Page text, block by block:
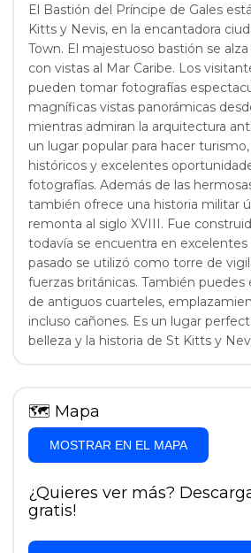
El Bastión del Príncipe de Gales
Kitts y Nevis, en la encantadora
Town. El majestuoso bastión se
con vistas al Mar Caribe. Los
pueden tomar fotografías
magníficas vistas panorámicas
mientras admiran la arquitectura
un lugar popular para hacer
históricos y excelentes
fotografías. Además de las
también ofrece una historia militar
remonta al siglo XVIII. Fue
todavía se encuentra en excelentes
pasado se utilizó como torre de
fuerzas británicas. También puedes
de antiguos cuarteles,
incluso cañones. Es un lugar
belleza y la historia de St Kitts y
🗺 Mapa
MOSTRAR EN EL MAPA
¿Quieres ver más?
gratis!